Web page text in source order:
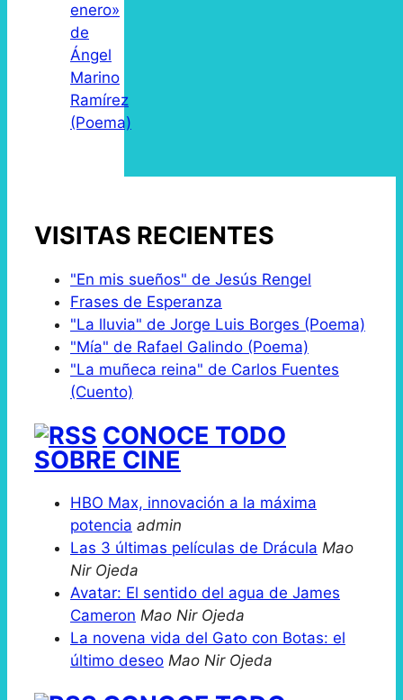
enero»
de
Ángel
Marino
Ramírez
(Poema)
VISITAS RECIENTES
"En mis sueños" de Jesús Rengel
Frases de Esperanza
"La lluvia" de Jorge Luis Borges (Poema)
"Mía" de Rafael Galindo (Poema)
"La muñeca reina" de Carlos Fuentes
(Cuento)
CONOCE TODO
SOBRE CINE
HBO Max, innovación a la máxima
potencia admin
Las 3 últimas películas de Drácula Mao
Nir Ojeda
Avatar: El sentido del agua de James
Cameron Mao Nir Ojeda
La novena vida del Gato con Botas: el
último deseo Mao Nir Ojeda